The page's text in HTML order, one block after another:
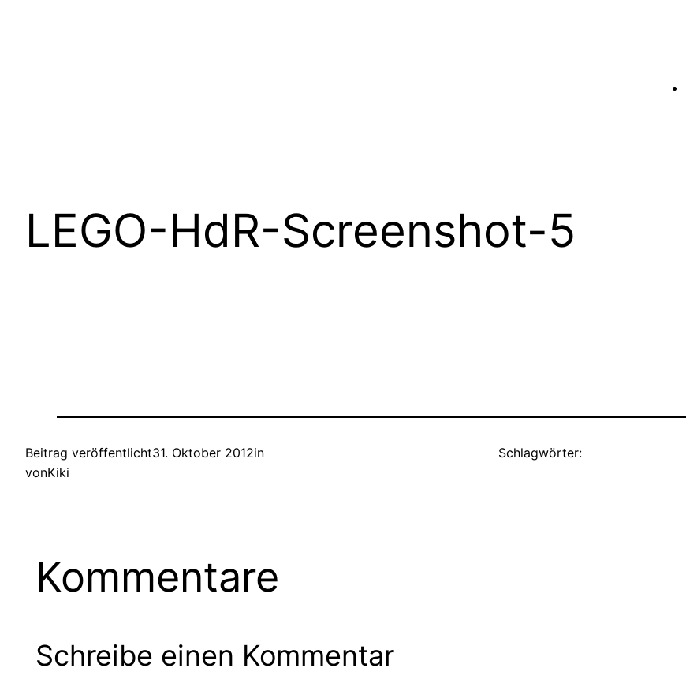
LEGO-HdR-Screenshot-5
Beitrag veröffentlicht31. Oktober 2012in
vonKiki
Schlagwörter:
Kommentare
Schreibe einen Kommentar